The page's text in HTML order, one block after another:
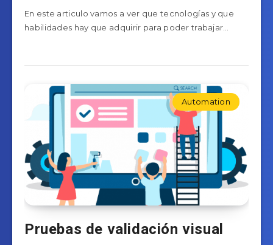
En este articulo vamos a ver que tecnologías y que
habilidades hay que adquirir para poder trabajar…
Automation
Pruebas de validación visual